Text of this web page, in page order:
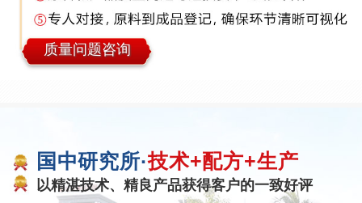
质量问题咨询
国中研究所·技术+配方+生产
以精湛技术、精良产品获得客户的一致好评